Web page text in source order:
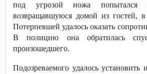
под угрозой ножа попытался
возвращавшуюся домой из гостей, в
Потерпевшей удалось оказать
В полицию она обратилась
произошедшего.
Подозреваемого удалось установить